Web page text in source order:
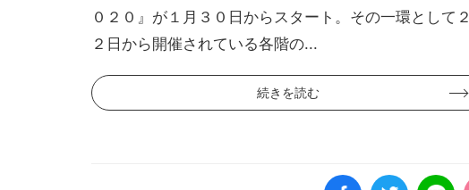
０２０』が１月３０日からスタート。その一環として２
２日から開催されている各階の...
続きを読む